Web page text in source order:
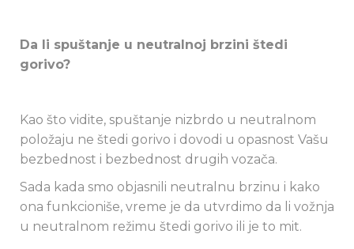
Da li spuštanje u neutralnoj brzini štedi
gorivo?
Kao što vidite, spuštanje nizbrdo u neutralnom
položaju ne štedi gorivo i dovodi u opasnost Vašu
bezbednost i bezbednost drugih vozača.
Sada kada smo objasnili neutralnu brzinu i kako
ona funkcioniše, vreme je da utvrdimo da li vožnja
u neutralnom režimu štedi gorivo ili je to mit.